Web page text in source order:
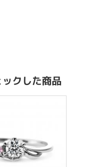
クした商品